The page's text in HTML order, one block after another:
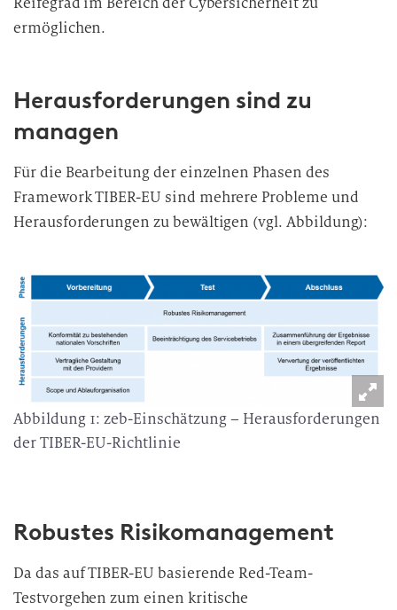
ermöglichen.
Herausforderungen sind zu
managen
Für die Bearbeitung der einzelnen Phasen des
Framework TIBER-EU sind mehrere Probleme und
Herausforderungen zu bewältigen (vgl. Abbildung):
Abbildung 1: zeb-Einschätzung – Herausforderungen
der TIBER-EU-Richtlinie
Robustes Risikomanagement
Da das auf TIBER-EU basierende Red-Team-
Testvorgehen zum einen kritische